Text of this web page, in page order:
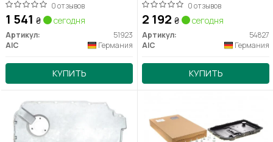
0 отзывов
1 541 ₴ сегодня
Артикул:
51923
AIC
Германия
КУПИТЬ
0 отзывов
2 192 ₴ сегодня
Артикул:
54827
AIC
Германия
КУПИТЬ